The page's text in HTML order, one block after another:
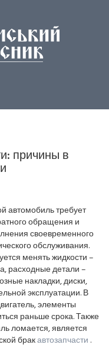
причины в
автомобиль требует
обращения и
своевременного
обслуживания.
менять жидкости –
расходные детали –
накладки, диски,
эксплуатации. В
элементы
раньше срока. Также
ломается, является
бракавтозапчасти .